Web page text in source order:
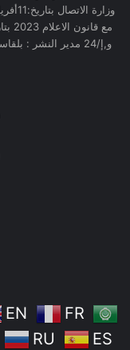
و,إ/24 مدير النشر : بلقاسم جبار العنوان : 10 نهج الجمهورية برج بوعريريج
EN
FR
RU ES